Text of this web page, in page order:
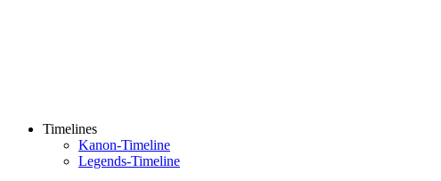
Timelines
Kanon-Timeline
Legends-Timeline